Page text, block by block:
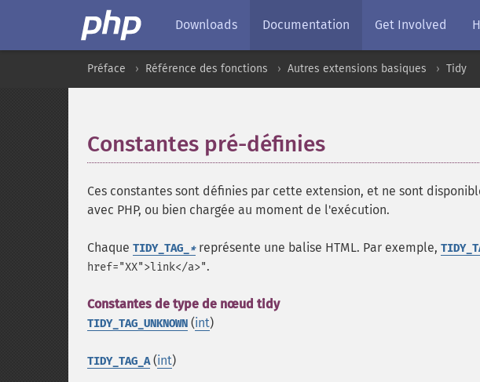
Downloads Documentation Get Involved
Préface Référence des fonctions Autres extensions basiques Tidy
Constantes pré-définies
Ces constantes sont définies par cette extension, et ne sont
avec PHP, ou bien chargée au moment de l'exécution.
Chaque TIDY_TAG_ *représente une balise HTML. Par exemple,
href="XX">link</a>".
Constantes de type de nœud tidy
TIDY_TAG_UNKNOWN (int)
TIDY_TAG_A(int)